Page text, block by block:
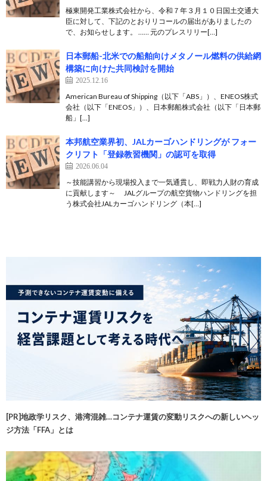
極東開発工業株式会社から、令和７年３月１０日国土交通大
臣に対して、下記のとおりリコールの届出がありましたの
で、お知らせします。 …… 元のプレスリリー[…]
日本郵船-北米での船舶向けメタノール燃料の供給網
構築に向けた共同検討を開始
2025.12.16
American Bureau of Shipping（以下「ABS」）、ENEOS株式
会社（以下「ENEOS」）、日本郵船株式会社（以下「日本郵
船」[…]
本邦航空業界初、JALカーゴハンドリングが フォー
クリフト「登録教習機関」の認可を取得
2026.06.04
～技能講習から現場投入まで一気通貫し、即戦力人財の育成
に貢献します～ JALグループの航空貨物ハンドリングを担
う株式会社JALカーゴハンドリング（本[…]
[PR]地政学リスク、港湾混雑…コンテナ運賃の変動リスクへの新しいヘッ
ジ方法「FFA」とは